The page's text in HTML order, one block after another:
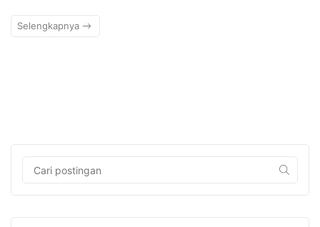
Selengkapnya